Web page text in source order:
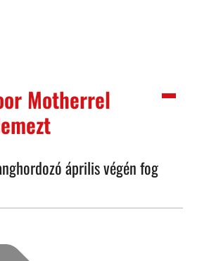
Motherrel
április végén fog